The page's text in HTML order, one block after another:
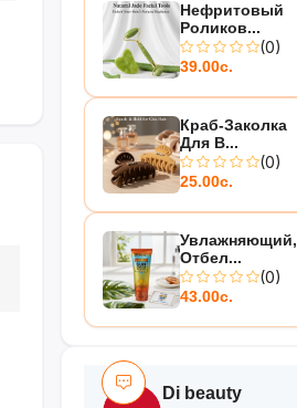
Нефритовый
Роликов...
(0)
39.00с.
Краб-Заколка
Для В...
(0)
25.00с.
Увлажняющий,
Отбел...
(0)
43.00с.
Di beauty